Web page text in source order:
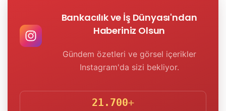
Bankacılık ve İş Dünyası'ndan
Haberiniz Olsun
Gündem özetleri ve görsel içerikler
Instagram'da sizi bekliyor.
21.700+